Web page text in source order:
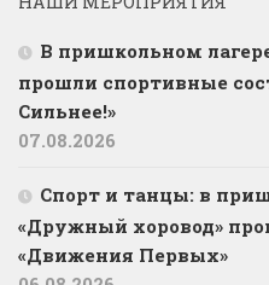
В пришкольном
прошли спортивные
Сильнее!»
07.08.2026
Спорт и танцы: в
«Дружный хоровод»
«Движения Первых»